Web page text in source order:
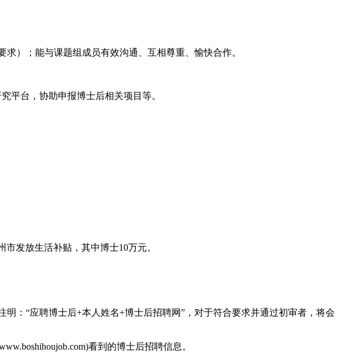
）；能与课题组成员有效沟通、互相尊重、愉快合作。
平台，协助申报博士后相关项目等。
发放生活补贴，其中博士10万元。
明：“应聘博士后+本人姓名+博士后招聘网”，对于符合要求并通过初审者，将会
看到的博士后招聘信息。